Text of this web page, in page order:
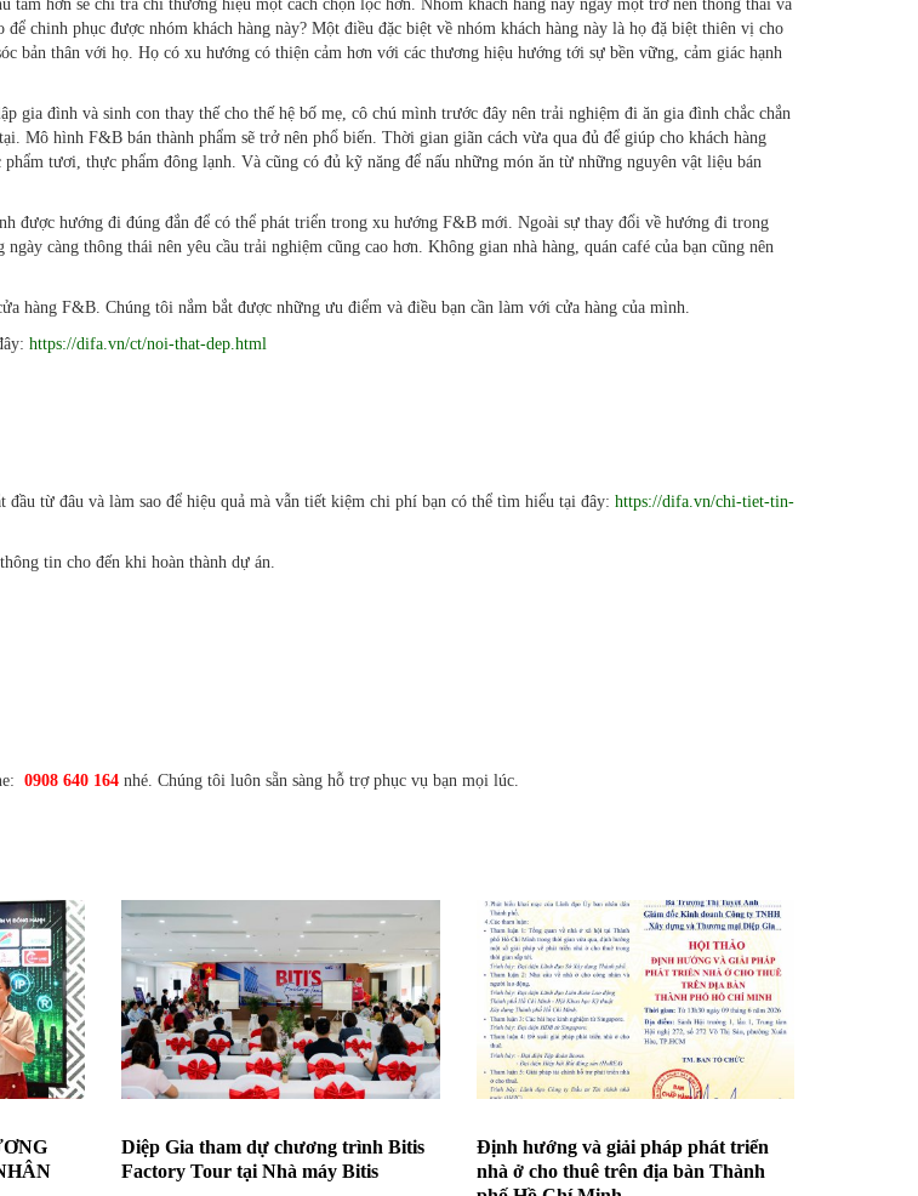
hơn sẽ chi trả chi thương hiệu một cách chọn lọc hơn. Nhóm khách hàng này ngày một trở nên thông thái và
chinh phục được nhóm khách hàng này? Một điều đặc biệt về nhóm khách hàng này là họ đặ biệt thiên vị cho
bản thân với họ. Họ có xu hướng có thiện cảm hơn với các thương hiệu hướng tới sự bền vững, cảm giác hạnh
đình và sinh con thay thế cho thế hệ bố mẹ, cô chú mình trước đây nên trải nghiệm đi ăn gia đình chắc chắn
Mô hình F&B bán thành phẩm sẽ trở nên phổ biến. Thời gian giãn cách vừa qua đủ để giúp cho khách hàng
tươi, thực phẩm đông lạnh. Và cũng có đủ kỹ năng để nấu những món ăn từ những nguyên vật liệu bán
được hướng đi đúng đắn để có thể phát triển trong xu hướng F&B mới. Ngoài sự thay đổi về hướng đi trong
càng thông thái nên yêu cầu trải nghiệm cũng cao hơn. Không gian nhà hàng, quán café của bạn cũng nên
hàng F&B. Chúng tôi nắm bắt được những ưu điểm và điều bạn cần làm với cửa hàng của mình.
https://difa.vn/ct/noi-that-dep.html
từ đâu và làm sao để hiệu quả mà vẫn tiết kiệm chi phí bạn có thể tìm hiểu tại đây: https://difa.vn/chi-tiet-tin-
tin cho đến khi hoàn thành dự án.
0908 640 164 nhé. Chúng tôi luôn sẵn sàng hỗ trợ phục vụ bạn mọi lúc.
Diệp Gia tham dự chương trình Bitis
Factory Tour tại Nhà máy Bitis
Định hướng và giải pháp phát triển
nhà ở cho thuê trên địa bàn Thành